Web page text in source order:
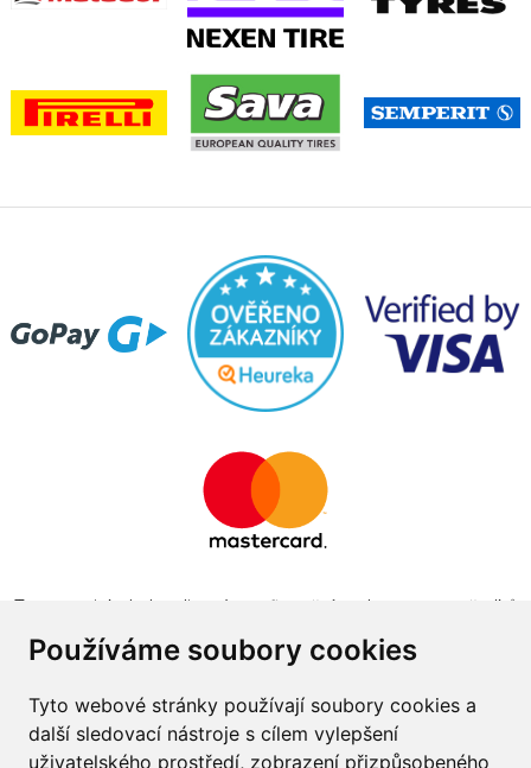
Používáme soubory cookies
Tyto webové stránky používají soubory cookies a
další sledovací nástroje s cílem vylepšení
uživatelského prostředí, zobrazení přizpůsobeného
Tento projekt byl realizován za finanční podpory z prostředků
obchodu v programu The Country for the Future